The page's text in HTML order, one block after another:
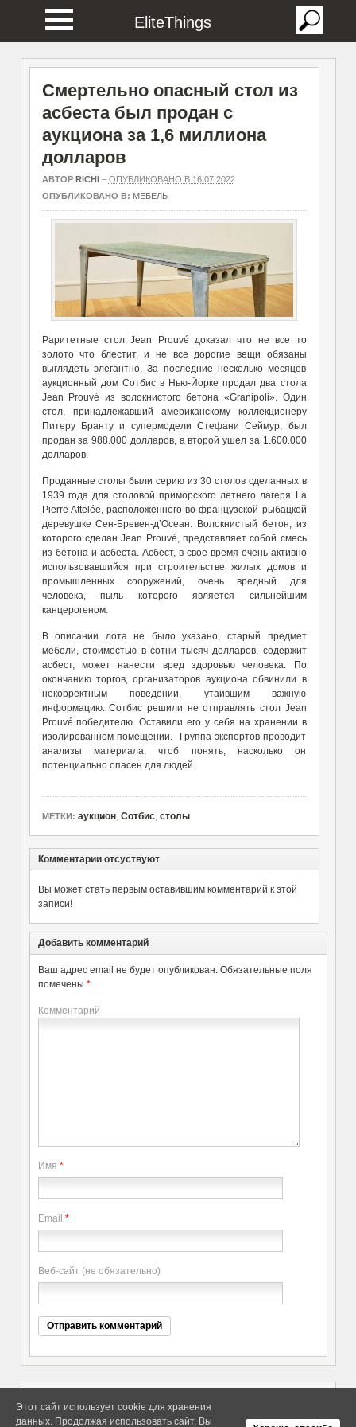
EliteThings
Смертельно опасный стол из
асбеста был продан с
аукциона за 1,6 миллиона
долларов
АВТОР RICHI– ОПУБЛИКОВАНО В 16.07.2022
ОПУБЛИКОВАНО В: МЕБЕЛЬ
Раритетные стол Jean Prouvé доказал что не все то
золото что блестит, и не все дорогие вещи обязаны
выглядеть элегантно. За последние несколько месяцев
аукционный дом Сотбис в Нью-Йорке продал два стола
Jean Prouvé из волокнистого бетона «Granipoli». Один
стол, принадлежавший американскому коллекционеру
Питеру Бранту и супермодели Стефани Сеймур, был
продан за 988.000 долларов, а второй ушел за 1.600.000
долларов.
Проданные столы были серию из 30 столов сделанных в
1939 года для столовой приморского летнего лагеря La
Pierre Attelée, расположенного во французской рыбацкой
деревушке Сен-Бревен-д’Осеан. Волокнистый бетон, из
которого сделан Jean Prouvé, представляет собой смесь
из бетона и асбеста. Асбест, в свое время очень активно
использовавшийся при строительстве жилых домов и
промышленных сооружений, очень вредный для
человека, пыль которого является сильнейшим
канцерогеном.
В описании лота не было указано, старый предмет
мебели, стоимостью в сотни тысяч долларов, содержит
асбест, может нанести вред здоровью человека. По
окончанию торгов, организаторов аукциона обвинили в
некорректным поведении, утаившим важную
информацию. Сотбис решили не отправлять стол Jean
Prouvé победителю. Оставили его у себя на хранении в
изолированном помещении. Группа экспертов проводит
анализы материала, чтоб понять, насколько он
потенциально опасен для людей.
МЕТКИ: аукцион, Сотбис, столы
Комментарии отсуствуют
Вы может стать первым оставившим комментарий к этой
записи!
Добавить комментарий
Ваш адрес email не будет опубликован. Обязательные поля
помечены *
Комментарий
Имя *
Email *
Веб-сайт (не обязательно)
Об Arras WordPress Theme
Copyright elitethings. All Rights
Этот сайт использует cookie для хранения
данных. Продолжая использовать сайт, Вы